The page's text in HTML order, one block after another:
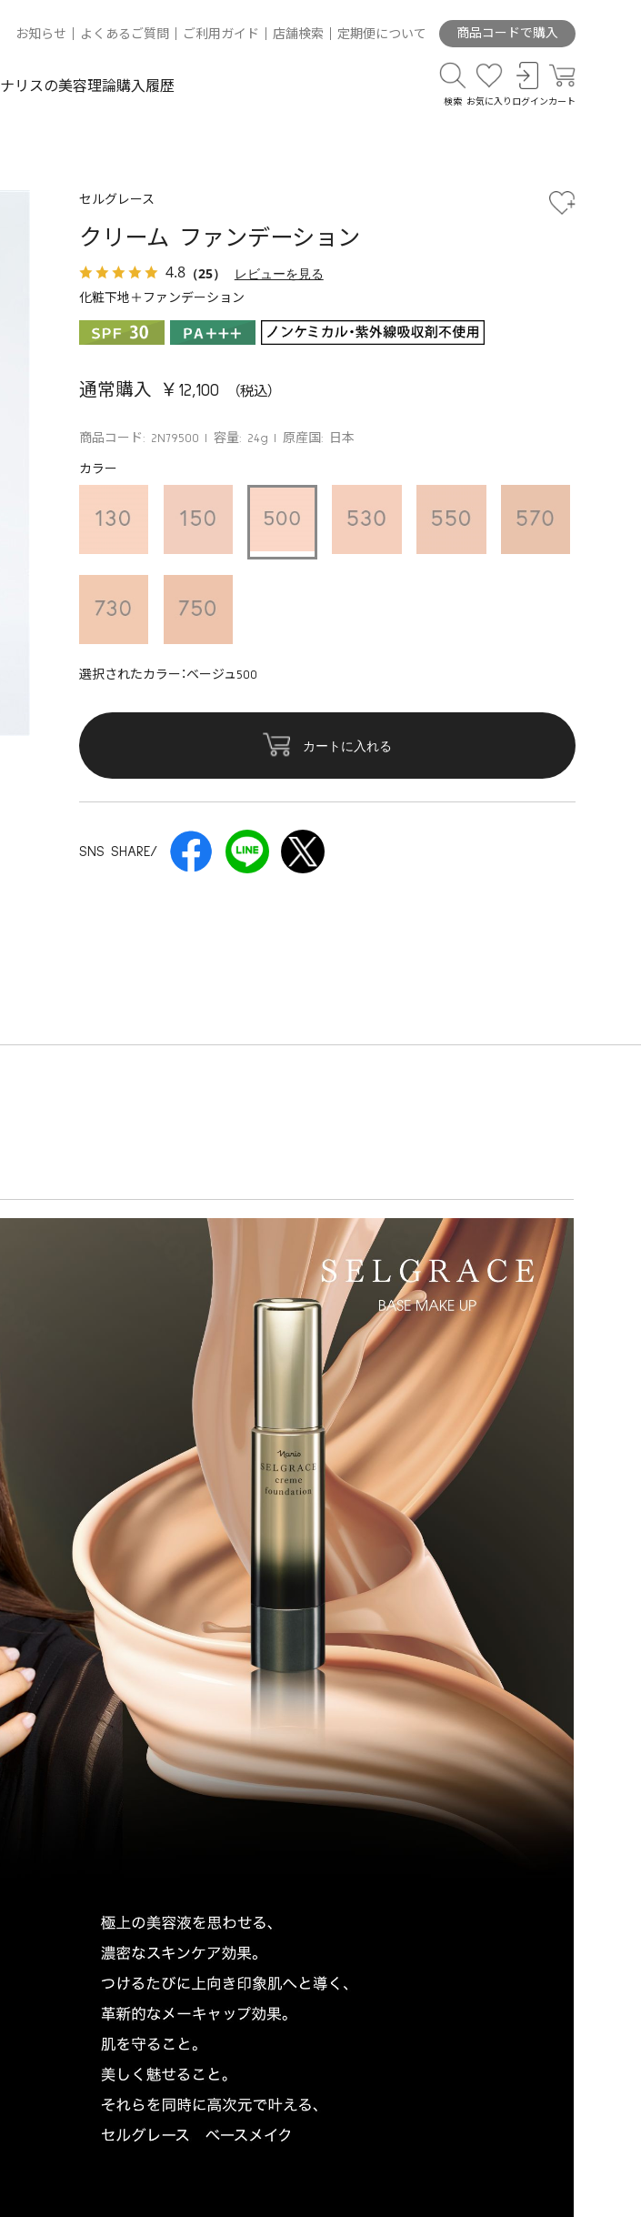
お知らせ よくあるご質問 ご利用ガイド 店舗検索 定期便について 商品コードで購入
ナリスの美容理論購入履歴
検索 お気に入り ログイン カート
セルグレース
クリーム ファンデーション
4.8（25） レビューを見る
化粧下地＋ファンデーション
通常購入 ￥12,100
商品コード: 2N79500 容量: 24g 原産国: 日本
カラー
選択されたカラー：ベージュ500
カートに入れる
SNS SHARE/